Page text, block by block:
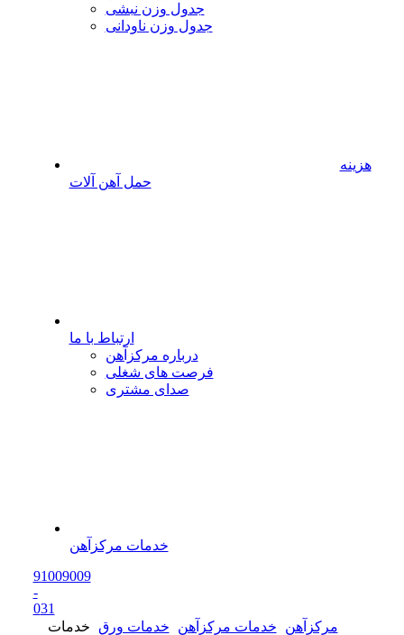
جدول وزن نبشی
جدول وزن ناودانی
هزینه
حمل آهن آلات
ارتباط با ما
درباره مرکزآهن
فرصت های شغلی
صدای مشتری
خدمات مرکزآهن
91009009
-
031
مرکزآهن
خدمات مرکزآهن خدمات ورق
خدمات